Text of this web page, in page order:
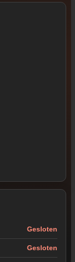
Gesloten
Gesloten